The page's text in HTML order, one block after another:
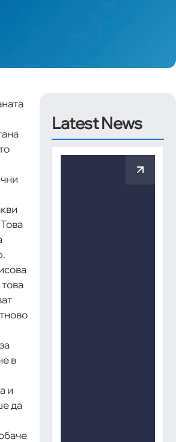
в
и
да
Latest News